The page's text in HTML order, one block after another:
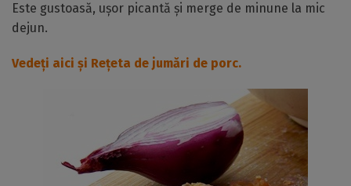
Este gustoasă, ușor picantă și merge de minune la mic
dejun.
Vedeți aici și Rețeta de jumări de porc.